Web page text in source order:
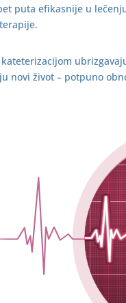
puta efikasnije u
novi život – potpuno